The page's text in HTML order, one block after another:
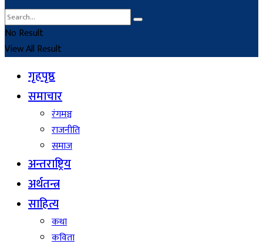
No Result
View All Result
गृहपृष्ठ
समाचार
रंगमञ्च
राजनीति
समाज
अन्तराष्ट्रिय
अर्थतन्त्र
साहित्य
कथा
कविता